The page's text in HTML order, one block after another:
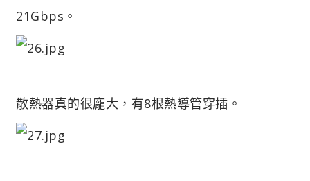
21Gbps。
散熱器真的很龐大，有8根熱導管穿插。